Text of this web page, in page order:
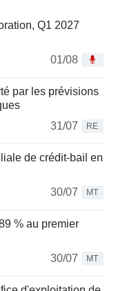
Q1 2027
01/08
par les prévisions
31/07
RE
de crédit-bail en
30/07
MT
% au premier
30/07
MT